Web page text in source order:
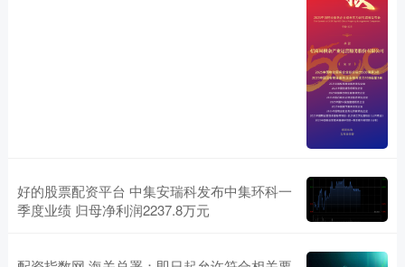
好的股票配资平台 中集安瑞科发布中集环科一
季度业绩 归母净利润2237.8万元